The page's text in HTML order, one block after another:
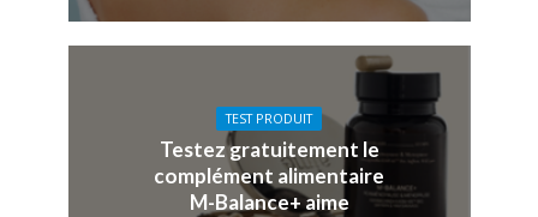
TEST PRODUIT
Testez gratuitement le
complément alimentaire
M-Balance+ aime